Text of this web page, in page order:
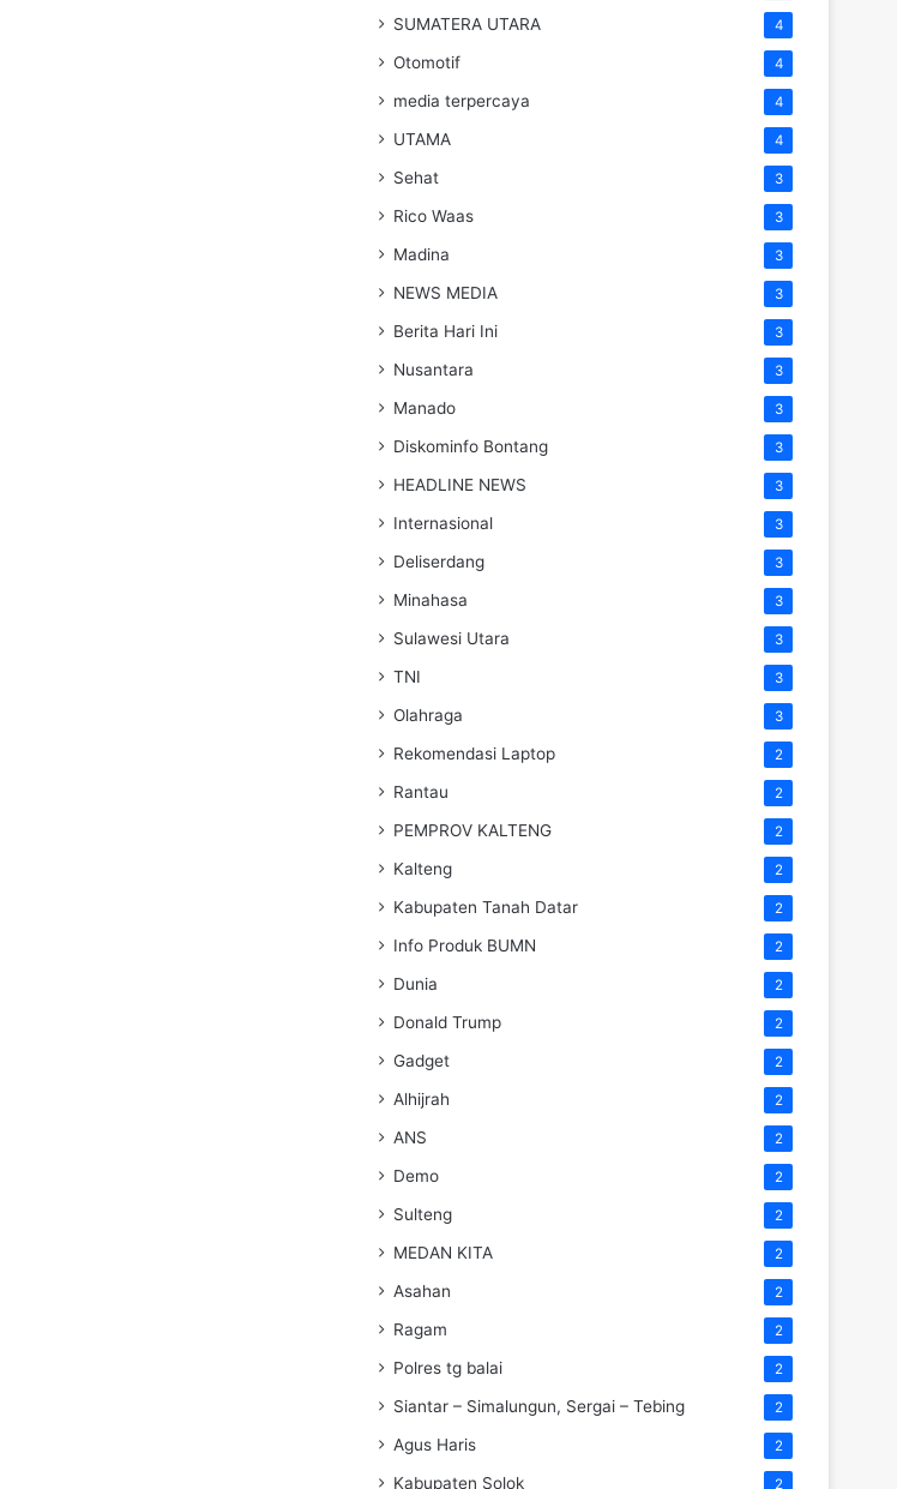
SUMATERA UTARA 4
Otomotif 4
media terpercaya 4
UTAMA 4
Sehat 3
Rico Waas 3
Madina 3
NEWS MEDIA 3
Berita Hari Ini 3
Nusantara 3
Manado 3
Diskominfo Bontang 3
HEADLINE NEWS 3
Internasional 3
Deliserdang 3
Minahasa 3
Sulawesi Utara 3
TNI 3
Olahraga 3
Rekomendasi Laptop 2
Rantau 2
PEMPROV KALTENG 2
Kalteng 2
Kabupaten Tanah Datar 2
Info Produk BUMN 2
Dunia 2
Donald Trump 2
Gadget 2
Alhijrah 2
ANS 2
Demo 2
Sulteng 2
MEDAN KITA 2
Asahan 2
Ragam 2
Polres tg balai 2
Siantar – Simalungun, Sergai – Tebing 2
Agus Haris 2
Kabupaten Solok 2